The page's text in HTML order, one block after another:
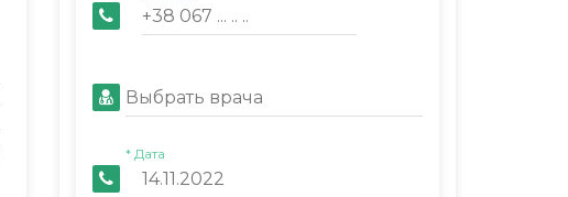
Выбрать врача
* Дата